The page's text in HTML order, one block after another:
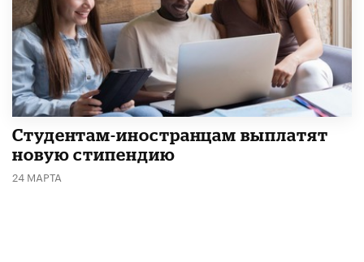
Студентам-иностранцам выплатят
новую стипендию
24 МАРТА